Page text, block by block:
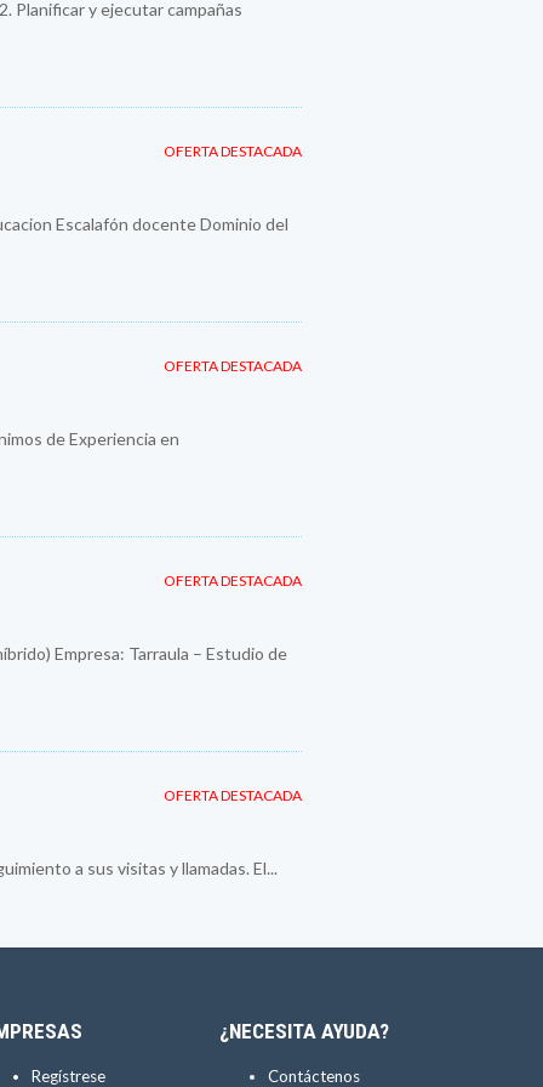
Planificar y ejecutar campañas
OFERTA DESTACADA
Escalafón docente Dominio del
OFERTA DESTACADA
de Experiencia en
OFERTA DESTACADA
Empresa: Tarraula – Estudio de
OFERTA DESTACADA
a sus visitas y llamadas. El...
Regístrese
¿NECESITA AYUDA?
Contáctenos